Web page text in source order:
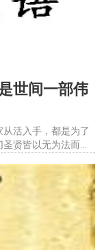
世间一部伟
从活入手，都是为了
贤皆以无为法而有
不遇，则困。自己不
务？父母义务，